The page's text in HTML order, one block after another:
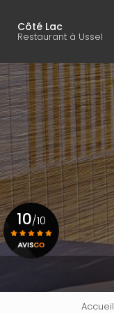
contenu
Côté Lac
Restaurant à Ussel
10/10
Accueil